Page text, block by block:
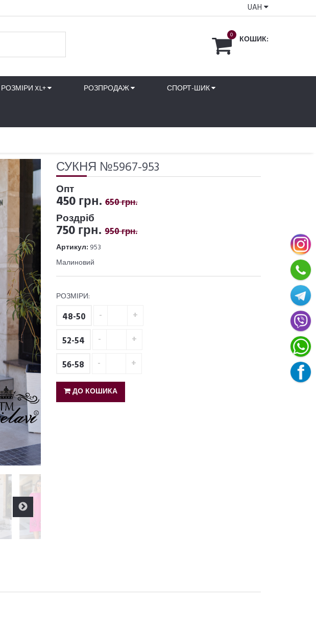
UAH
0 КОШИК:
XL+ РОЗПРОДАЖ СПОРТ-ШИК
СУКНЯ №5967-953
Опт
450 грн. 650 грн.
Роздріб
750 грн. 950 грн.
Артикул: 953
Малиновий
РОЗМІРИ:
48-50
52-54
56-58
ДО КОШИКА